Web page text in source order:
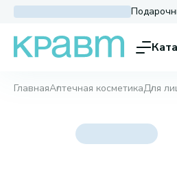
ГлавнаяАптечная косметикаДля